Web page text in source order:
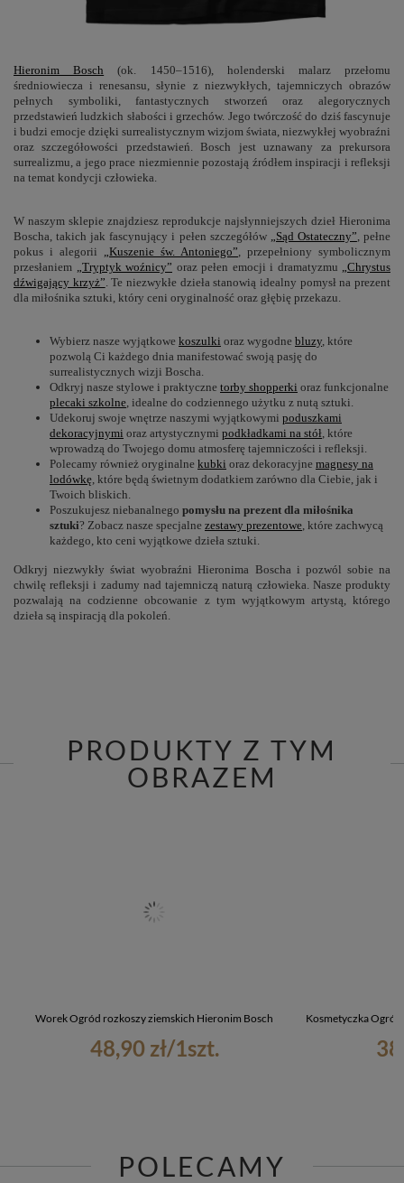
Hieronim Bosch (ok. 1450–1516), holenderski malarz przełomu
średniowiecza i renesansu, słynie z niezwykłych, tajemniczych obrazów
pełnych symboliki, fantastycznych stworzeń oraz alegorycznych
przedstawień ludzkich słabości i grzechów. Jego twórczość do dziś fascynuje
i budzi emocje dzięki surrealistycznym wizjom świata, niezwykłej wyobraźni
oraz szczegółowości przedstawień. Bosch jest uznawany za prekursora
surrealizmu, a jego prace niezmiennie pozostają źródłem inspiracji i refleksji
na temat kondycji człowieka.
W naszym sklepie znajdziesz reprodukcje najsłynniejszych dzieł Hieronima
Boscha, takich jak fascynujący i pełen szczegółów
„Sąd Ostateczny” , pełne
pokus i alegorii
„Kuszenie św. Antoniego” , przepełniony symbolicznym
przesłaniem
„Tryptyk woźnicy” oraz pełen emocji i dramatyzmu
„Chrystus
dźwigający krzyż” . Te niezwykłe dzieła stanowią idealny pomysł na prezent
dla miłośnika sztuki, który ceni oryginalność oraz głębię przekazu.
Wybierz nasze wyjątkowe koszulki oraz wygodne bluzy , które
pozwolą Ci każdego dnia manifestować swoją pasję do
surrealistycznych wizji Boscha.
Odkryj nasze stylowe i praktyczne torby shopperki oraz funkcjonalne
plecaki szkolne , idealne do codziennego użytku z nutą sztuki.
Udekoruj swoje wnętrze naszymi wyjątkowymi poduszkami
dekoracyjnymi oraz artystycznymi podkładkami na stół , które
wprowadzą do Twojego domu atmosferę tajemniczości i refleksji.
Polecamy również oryginalne kubki oraz dekoracyjne magnesy na
lodówkę , które będą świetnym dodatkiem zarówno dla Ciebie, jak i
Twoich bliskich.
Poszukujesz niebanalnego pomysłu na prezent dla miłośnika
sztuki? Zobacz nasze specjalne zestawy prezentowe , które zachwycą
każdego, kto ceni wyjątkowe dzieła sztuki.
Odkryj niezwykły świat wyobraźni Hieronima Boscha i pozwól sobie na
chwilę refleksji i zadumy nad tajemniczą naturą człowieka. Nasze produkty
pozwalają na codzienne obcowanie z tym wyjątkowym artystą, którego
dzieła są inspiracją dla pokoleń.
PRODUKTY Z TYM
OBRAZEM
Worek Ogród rozkoszy ziemskich Hieronim Bosch
48,90 zł/1szt.
Kosmetyczka
POLECAMY